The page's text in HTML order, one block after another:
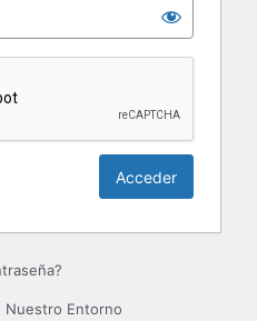
Nuestro Entorno